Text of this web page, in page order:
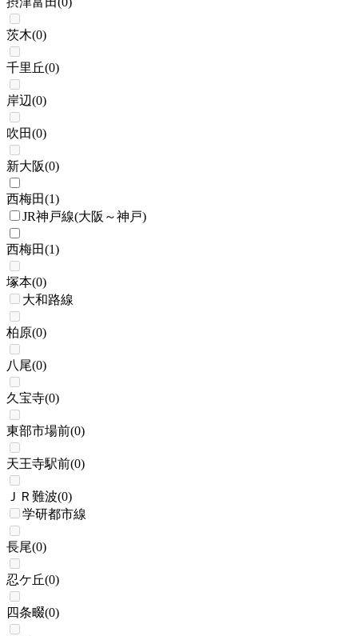
茨木(0)
千里丘(0)
岸辺(0)
吹田(0)
新大阪(0)
西梅田(1)
JR神戸線(大阪～神戸)
西梅田(1)
塚本(0)
大和路線
柏原(0)
八尾(0)
久宝寺(0)
東部市場前(0)
天王寺駅前(0)
ＪＲ難波(0)
学研都市線
長尾(0)
忍ケ丘(0)
四条畷(0)